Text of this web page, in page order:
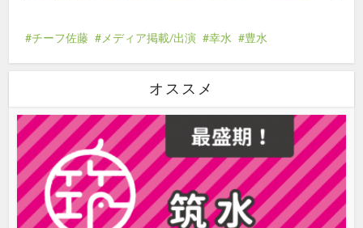
チーフ佐藤 メディア掲載/出演 幸水 豊水
オススメ